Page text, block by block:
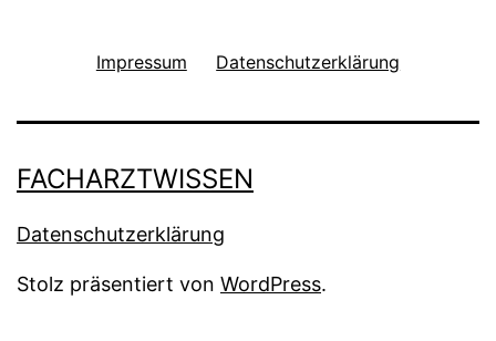
Impressum Datenschutzerklärung
FACHARZTWISSEN
Datenschutzerklärung
Stolz präsentiert von WordPress.